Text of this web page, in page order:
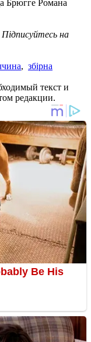
Брюгге Романа
на
, збірна
текст и
редакции.